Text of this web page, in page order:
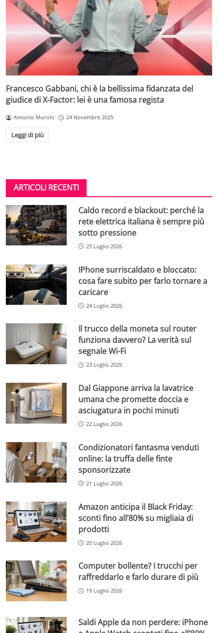
Francesco Gabbani, chi è la bellissima fidanzata del
giudice di X-Factor: lei è una famosa regista
Antonio Murolo 24 Novembre 2025
Leggi di più
ARTICOLI RECENTI
Caldo record e blackout: perché la
rete elettrica italiana è sempre più
sotto pressione
25 Luglio 2026
IPhone surriscaldato e bloccato:
cosa fare subito per farlo tornare a
caricare
24 Luglio 2026
Il trucco della moneta sul router
funziona davvero? La verità sul
segnale Wi-Fi
23 Luglio 2026
Dal Giappone arriva la lavatrice
umana che promette doccia e
asciugatura in pochi minuti
22 Luglio 2026
Condizionatori fantasma venduti
online: la truffa delle finte
sponsorizzate
21 Luglio 2026
Amazon anticipa il Black Friday:
sconti fino all’80% su migliaia di
prodotti
20 Luglio 2026
Computer bollente? I trucchi per
raffreddarlo e farlo durare di più
19 Luglio 2026
Saldi Apple da non perdere: iPhone